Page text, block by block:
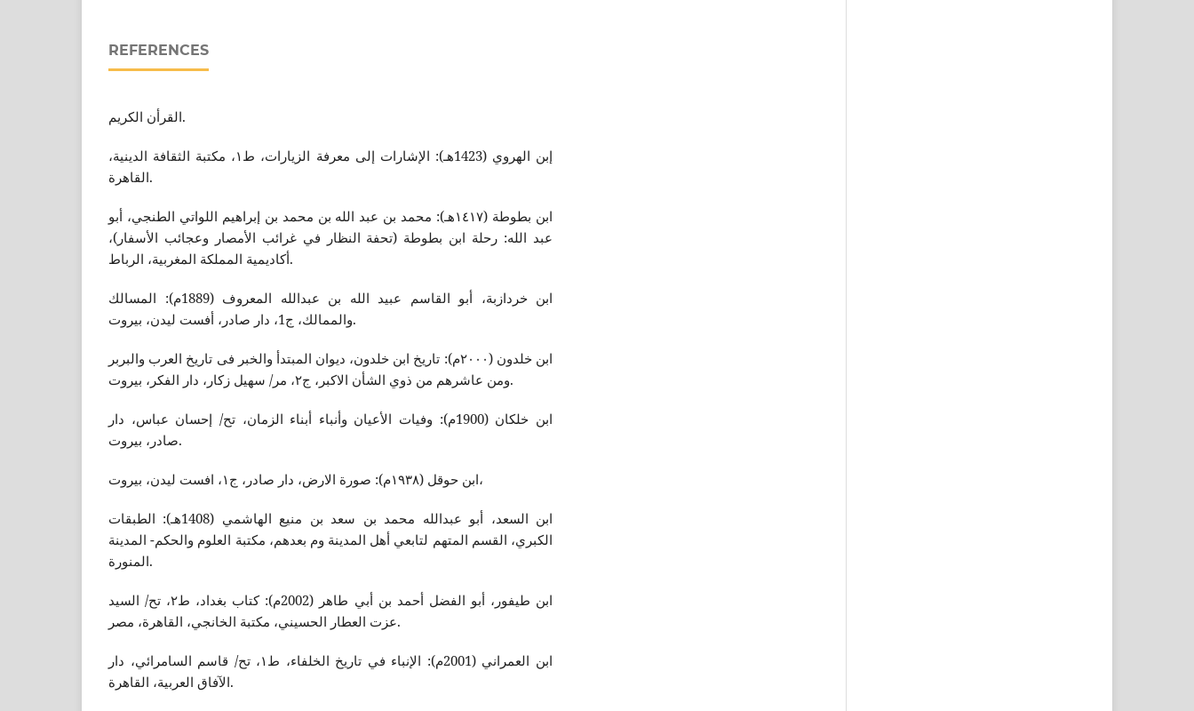
REFERENCES
القرأن الکریم.
إبن الهروي (1423هـ): الإشارات إلى معرفة الزيارات، ط١، مكتبة الثقافة الدينية،
القاهرة.
ابن بطوطة (١٤١٧هـ): محمد بن عبد الله بن محمد بن إبراهيم اللواتي الطنجي، أبو
عبد الله: رحلة ابن بطوطة (تحفة النظار في غرائب الأمصار وعجائب الأسفار)،
أكاديمية المملكة المغربية، الرباط.
ابن خردازبة، أبو القاسم عبيد الله بن عبدالله المعروف (1889م): المسالك
والممالك، ج1، دار صادر، أفست ليدن، بيروت.
ابن خلدون (٢٠٠٠م): تاریخ ابن خلدون، دیوان المبتدأ والخبر فی تاریخ العرب والبربر
ومن عاشرهم من ذوي الشأن الاكبر، ج٢، مر/ سهيل زكار، دار الفكر، بيروت.
ابن خلکان (1900م): وفيات الأعيان وأنباء أبناء الزمان، تح/ إحسان عباس، دار
صادر، بيروت.
ابن حوقل (١٩٣٨م): صورة الارض، دار صادر، ج١، افست لیدن، بیروت،
ابن السعد، أبو عبدالله محمد بن سعد بن منيع الهاشمي (1408هـ): الطبقات
الكبري، القسم المتهم لتابعي أهل المدينة وم بعدهم، مكتبة العلوم والحكم- المدينة
المنورة.
ابن طيفور، أبو الفضل أحمد بن أبي طاهر (2002م): كتاب بغداد، ط٢، تح/ السيد
عزت العطار الحسيني، مكتبة الخانجي، القاهرة، مصر.
ابن العمراني (2001م): الإنباء في تاريخ الخلفاء، ط١، تح/ قاسم السامرائي، دار
الآفاق العربية، القاهرة.